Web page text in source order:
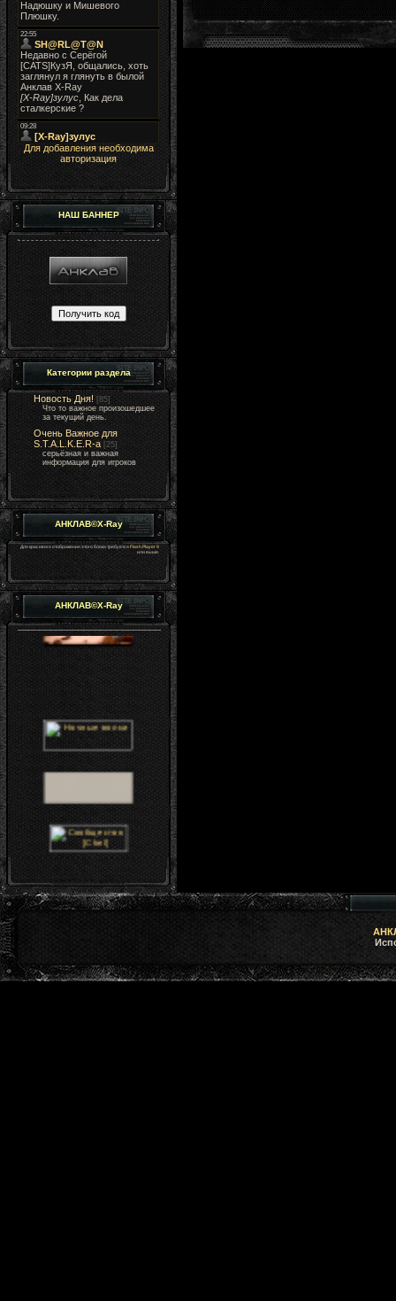
Для добавления необходима
авторизация
НАШ БАННЕР
Категории раздела
Новость Дня! [85]
Что то важное произошедшее
за текущий день.
Очень Важное для
S.T.A.L.K.E.R-а [25]
серьёзная и важная
информация для игроков
АНКЛАВ©X-Ray
Для красивого отображения этого блока требуетсяFlash Player 9
или выше.
АНКЛАВ©X-Ray